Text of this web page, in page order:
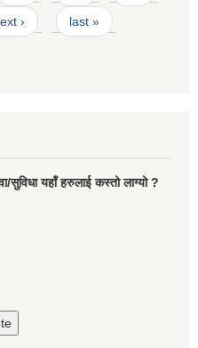
› last »
सुविधा यहाँ हरुलाई कस्तो लाग्यो ?